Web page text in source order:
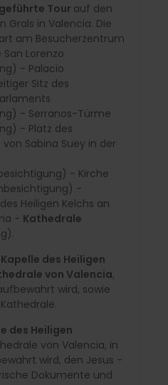
Tour auf den
Grals in Valencia. Die
am Besucherzentrum
Lorenzo
- Palacio
Sitz des
- Serranos-Türme
- Platz des
Sabina Suey in der
- Kirche
-
Heiligen Kelchs an
- Kathedrale
des Heiligen
von Valencia,
wird, sowie
des Heiligen
von Valencia, in
wird, den Jesus -
Dokumente und